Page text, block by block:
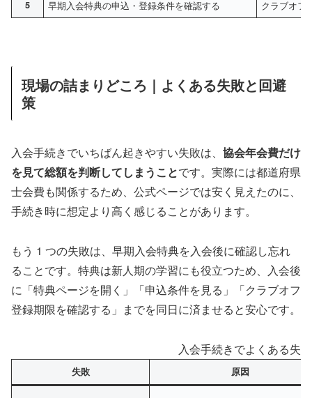
5 早期入会特典の申込・登録条件を確認する クラブオフ
現場の詰まりどころ｜よくある失敗と回避
策
入会手続きでいちばん起きやすい失敗は、 協会年会費だけ
を見て総額を判断してしまうことです。実際には都道府県
士会費も関係するため、公式ページでは安く見えたのに、
手続き時に想定より高く感じることがあります。
もう 1 つの失敗は、早期入会特典を入会後に確認し忘れ
ることです。特典は新人期の学習にも役立つため、入会後
に「特典ページを開く」「申込条件を見る」「クラブオフ
登録期限を確認する」までを同日に済ませると安心です。
入会手続きでよくある失
失敗 原因